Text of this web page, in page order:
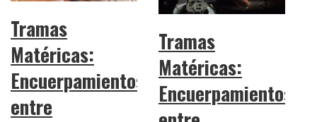
Tramas
Matéricas:
Encuerpamientos
entre
Tramas
Matéricas:
Encuerpamientos